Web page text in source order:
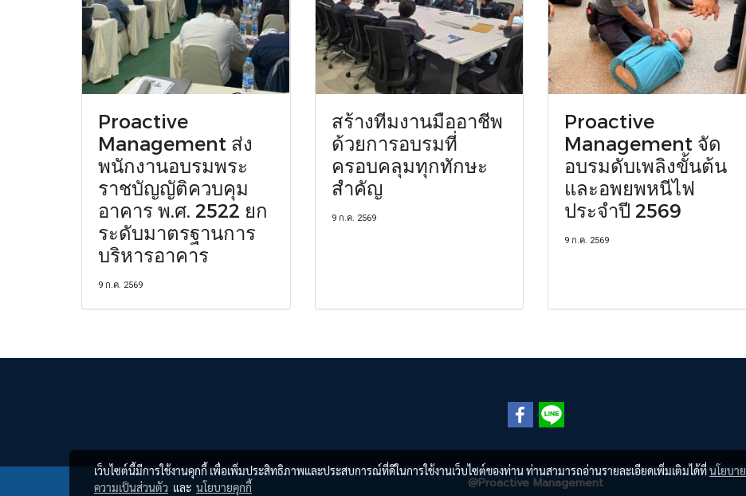
Proactive
Management ส่ง
พนักงานอบรมพระ
ราชบัญญัติควบคุม
อาคาร พ.ศ. 2522 ยก
ระดับมาตรฐานการ
บริหารอาคาร
9 ก.ค. 2569
สร้างทีมงานมืออาชีพ
ด้วยการอบรมที่
ครอบคลุมทุกทักษะ
สำคัญ
9 ก.ค. 2569
Proactive
Management จัด
อบรมดับเพลิงขั้นต้น
และอพยพหนีไฟ
ประจำปี 2569
9 ก.ค. 2569
@Proactive Management
เว็บไซต์นี้มีการใช้งานคุกกี้ เพื่อเพิ่มประสิทธิภาพและประสบการณ์ที่ดีในการใช้งานเว็บไซต์ของท่าน ท่านสามารถอ่านรายละเอียดเพิ่มเติมได้ที่นโยบาย
ความเป็นส่วนตัว และ นโยบายคุกกี้